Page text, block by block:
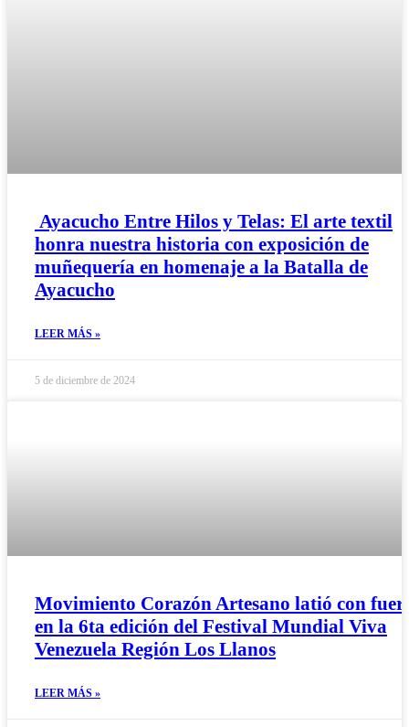
Ayacucho Entre Hilos y Telas: El arte textil
honra nuestra historia con exposición de
muñequería en homenaje a la Batalla de
Ayacucho
LEER MÁS »
5 de diciembre de 2024
Movimiento Corazón Artesano latió con
en la 6ta edición del Festival Mundial Viva
Venezuela Región Los Llanos
LEER MÁS »